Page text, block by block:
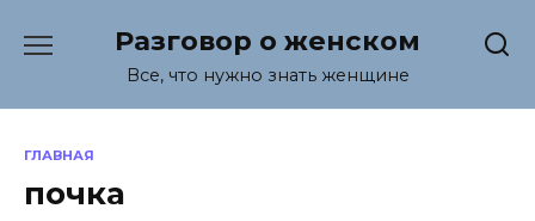
содержанию
Разговор о женском
Все, что нужно знать женщине
ГЛАВНАЯ
почка